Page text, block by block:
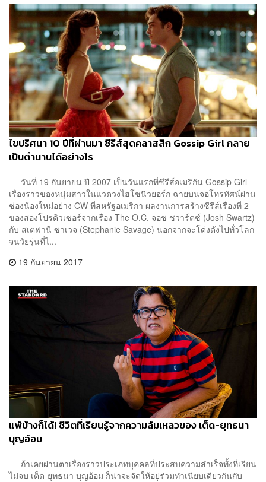
ไขปริศนา 10 ปีที่ผ่านมา ซีรีส์สุดคลาสสิก Gossip Girl กลาย
เป็นตำนานได้อย่างไร
วันที่ 19 กันยายน ปี 2007 เป็นวันแรกที่ซีรีส์อเมริกัน Gossip Girl
เรื่องราวของหนุ่มสาวในแวดวงไฮโซนิวยอร์ก ฉายบนจอโทรทัศน์ผ่าน
ช่องน้องใหม่อย่าง CW ที่สหรัฐอเมริกา ผลงานการสร้างซีรีส์เรื่องที่ 2
ของสองโปรดิวเซอร์จากเรื่อง The O.C. จอช ชวาร์ตซ์ (Josh Swartz)
กับ สเตฟานี ซาเวจ (Stephanie Savage) นอกจากจะโด่งดังไปทั่วโลก
จนวัยรุ่นที่ไ...
19 กันยายน 2017
แพ้บ้างก็ได้! ชีวิตที่เรียนรู้จากความล้มเหลวของ เต็ด-ยุทธนา
บุญอ้อม
ถ้าเคยผ่านตาเรื่องราวประเภทบุคคลที่ประสบความสำเร็จทั้งที่เรียน
ไม่จบ เต็ด-ยุทธนา บุญอ้อม ก็น่าจะจัดให้อยู่ร่วมทำเนียบเดียวกันกับ